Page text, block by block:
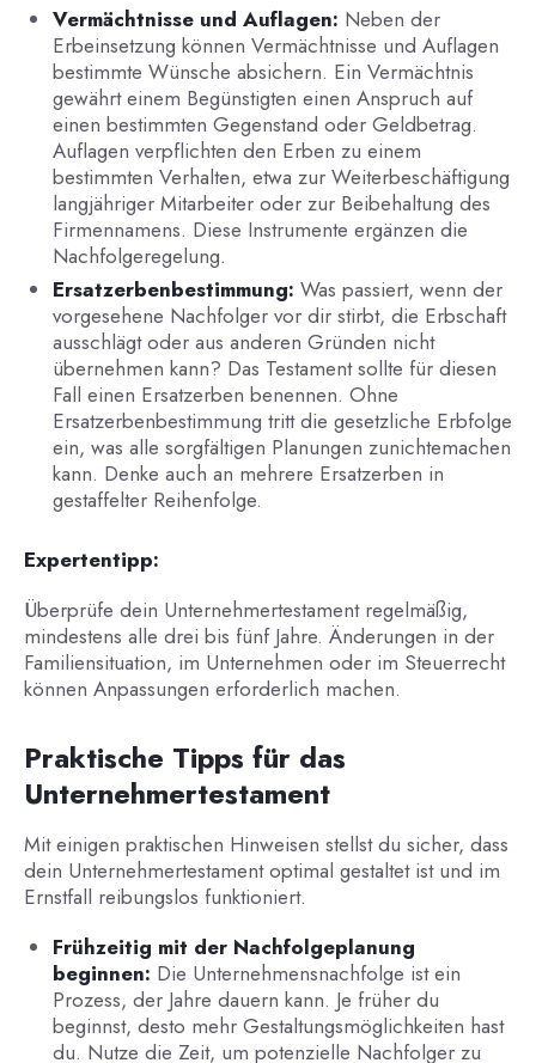
Vermächtnisse und Auflagen: Neben der
Erbeinsetzung können Vermächtnisse und Auflagen
bestimmte Wünsche absichern. Ein Vermächtnis
gewährt einem Begünstigten einen Anspruch auf
einen bestimmten Gegenstand oder Geldbetrag.
Auflagen verpflichten den Erben zu einem
bestimmten Verhalten, etwa zur Weiterbeschäftigung
langjähriger Mitarbeiter oder zur Beibehaltung des
Firmennamens. Diese Instrumente ergänzen die
Nachfolgeregelung.
Ersatzerbenbestimmung: Was passiert, wenn der
vorgesehene Nachfolger vor dir stirbt, die Erbschaft
ausschlägt oder aus anderen Gründen nicht
übernehmen kann? Das Testament sollte für diesen
Fall einen Ersatzerben benennen. Ohne
Ersatzerbenbestimmung tritt die gesetzliche Erbfolge
ein, was alle sorgfältigen Planungen zunichtemachen
kann. Denke auch an mehrere Ersatzerben in
gestaffelter Reihenfolge.
Expertentipp:
Überprüfe dein Unternehmertestament regelmäßig,
mindestens alle drei bis fünf Jahre. Änderungen in der
Familiensituation, im Unternehmen oder im Steuerrecht
können Anpassungen erforderlich machen.
Praktische Tipps für das
Unternehmertestament
Mit einigen praktischen Hinweisen stellst du sicher, dass
dein Unternehmertestament optimal gestaltet ist und im
Ernstfall reibungslos funktioniert.
Frühzeitig mit der Nachfolgeplanung
beginnen: Die Unternehmensnachfolge ist ein
Prozess, der Jahre dauern kann. Je früher du
beginnst, desto mehr Gestaltungsmöglichkeiten hast
du. Nutze die Zeit, um potenzielle Nachfolger zu